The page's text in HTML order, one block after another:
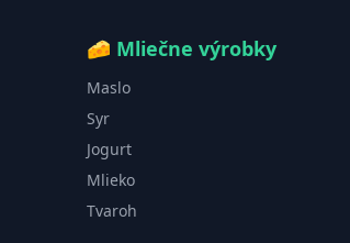
🧀 Mliečne výrobky
Maslo
Syr
Jogurt
Mlieko
Tvaroh